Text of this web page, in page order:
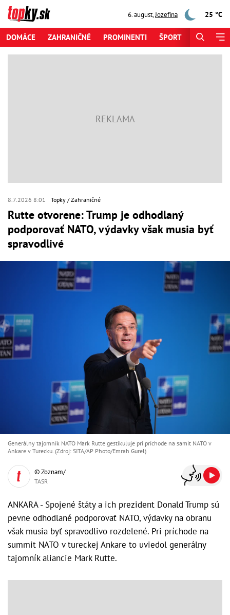
6. august,Jozefína 25 °C
DOMÁCE ZAHRANIČNÉ PROMINENTI ŠPORT
8.7.2026 8:01 Topky Zahraničné
Rutte otvorene: Trump je odhodlaný
podporovať NATO, výdavky však musia byť
spravodlivé
Generálny tajomník NATO Mark Rutte gestikuluje pri príchode na samit NATO v
Ankare v Turecku. (Zdroj: SITA/AP Photo/Emrah Gurel)
© Zoznam/
TASR
ANKARA - Spojené štáty a ich prezident Donald Trump sú
pevne odhodlané podporovať NATO, výdavky na obranu
však musia byť spravodlivo rozdelené. Pri príchode na
summit NATO v tureckej Ankare to uviedol generálny
tajomník aliancie Mark Rutte.